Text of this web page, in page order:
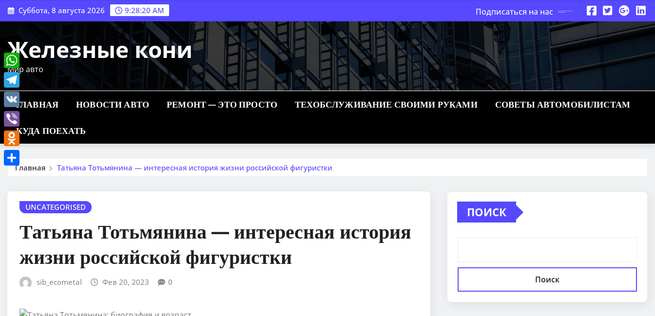
Перейти
к
Суббота, 8 августа 2026 9:28:21 AM Подписаться на нас
Железные кони
Мир авто
ГЛАВНАЯ НОВОСТИ АВТО РЕМОНТ — ЭТО ПРОСТО ТЕХОБСЛУЖИВАНИЕ СВОИМИ РУКАМИ СОВЕТЫ АВТОМОБИЛИСТАМ
КУДА ПОЕХАТЬ
Главная Татьяна Тотьмянина — интересная история жизни российской фигуристки
UNCATEGORISED
Татьяна Тотьмянина — интересная история
жизни российской фигуристки
sib_ecometal Фев 20, 2023 0
ПОИСК
Поиск
WhatsApp
Telegram
VK
Viber
Odnoklassniki
Отправить